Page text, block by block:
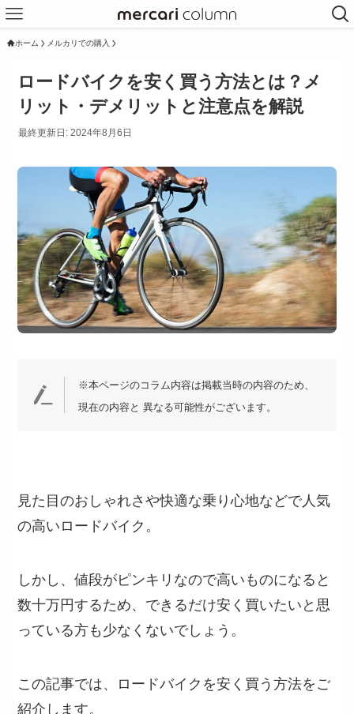
ホーム メルカリでの購入
ロードバイクを安く買う方法とは？メ
リット・デメリットと注意点を解説
最終更新日: 2024年8月6日
※本ページのコラム内容は掲載当時の内容のため、
現在の内容と 異なる可能性がございます。
見た目のおしゃれさや快適な乗り心地などで人気
の高いロードバイク。
しかし、値段がピンキリなので高いものになると
数十万円するため、できるだけ安く買いたいと思
っている方も少なくないでしょう。
この記事では、ロードバイクを安く買う方法をご
紹介します。